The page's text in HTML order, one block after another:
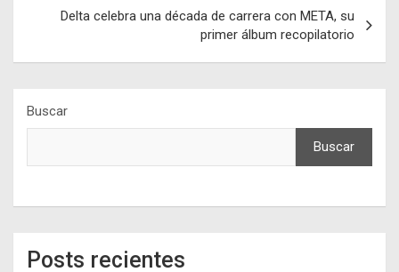
Delta celebra una década de carrera con META, su
primer álbum recopilatorio
Buscar
Buscar
Posts recientes